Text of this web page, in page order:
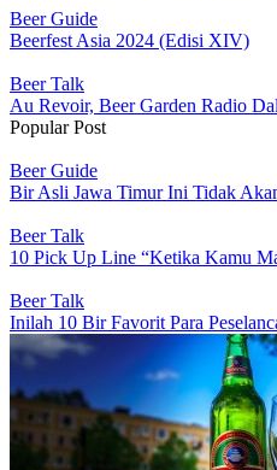
Beer Guide
Beerfest Asia 2024 (Edisi XIV)
Beer Talk
Au Revoir, Beer Garden Radio
Popular Post
Beer Guide
Bir Asli Jawa Timur Ini Tidak
Beer Talk
10 Pick Up Line “Ketika Kamu
Beer Talk
Inilah 10 Bir Favorit Para